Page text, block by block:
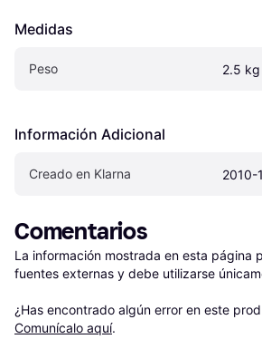
Medidas
Peso 2.5 kg
Información Adicional
Creado en Klarna 2010-
Comentarios
La información mostrada en esta página
fuentes externas y debe utilizarse
¿Has encontrado algún error en este
Comunícalo aquí.